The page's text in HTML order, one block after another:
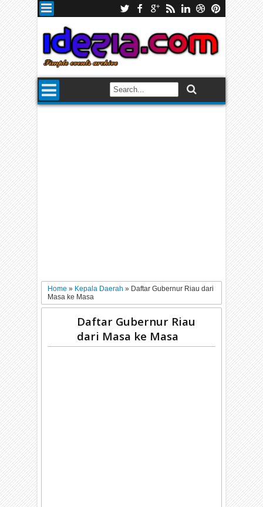
Home» Kepala Daerah» Daftar Gubernur Riau dari
Masa ke Masa
Daftar Gubernur Riau
dari Masa ke Masa